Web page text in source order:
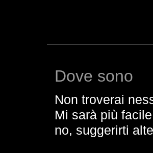
Dove sono
Non troverai
Mi sarà più
no, suggerirti